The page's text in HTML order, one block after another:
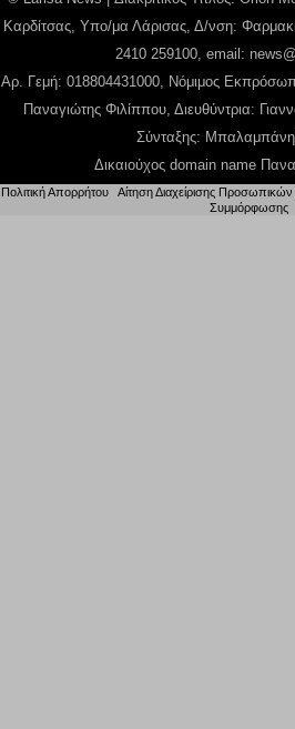
Καρδίτσας, Υπο/μα Λάρισας, Δ/νση:
2410 259100, email:
Αρ. Γεμή: 018804431000, Νόμιμος
Παναγιώτης Φιλίππου, Διευθύντρια:
Σύνταξης: Μπαλαμπάνη
Δικαιούχος domain name
Πολιτική Απορρήτου Αίτηση Διαχείρισης
Συμμόρφωσης